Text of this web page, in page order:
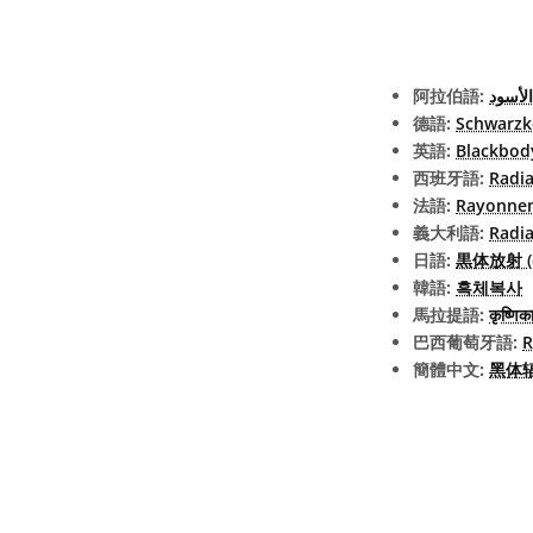
阿拉伯語:
德語:
英語:
西班牙語:
法語:
義大利語:
日語: 黒体放射
韓語: 흑체복사
馬拉提語:
巴西葡萄牙語:
簡體中文: 黑体